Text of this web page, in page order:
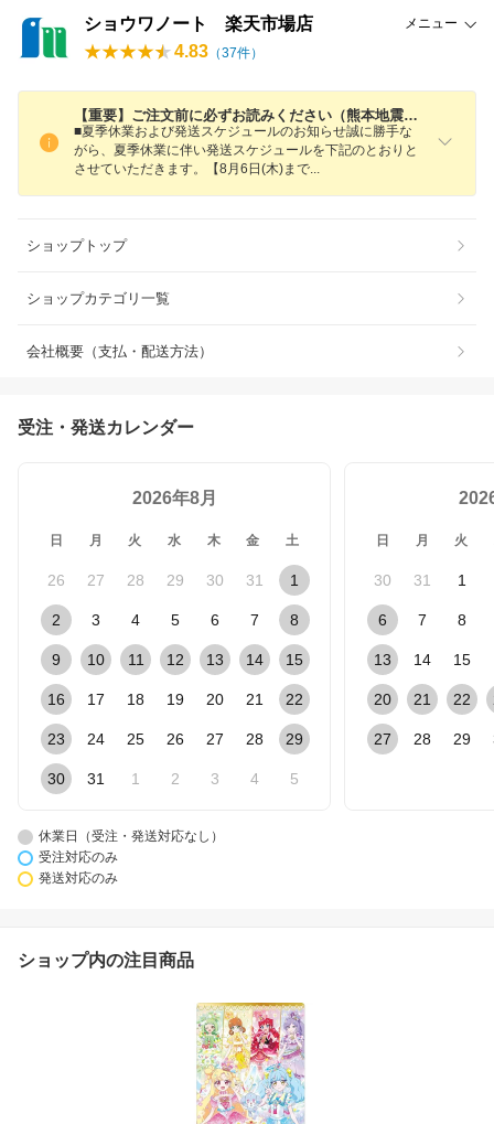
ショウワノート 楽天市場店 メニュー
4.83 （37件）
【重要】ご注文前に必ずお読みください（熊本地震による配送情報あり）
■夏季休業および発送スケジュールのお知らせ誠に勝手な
がら、夏季休業に伴い発送スケジュールを下記のとおりと
させていただきます。【8月6日(木)ま で
ショップトップ
ショップカテゴリ一覧
会社概要（支払・配送方法）
受注・発送カレンダー
2026年8月
日 月 火 水 木 金 土
26 27 28 29 30 31 1
2 3 4 5 6 7 8
9 10 11 12 13 14 15
16 17 18 19 20 21 22
23 24 25 26 27 28 29
30 31 1 2 3 4 5
日 月 火
30 31 1
6 7 8
13 14 15
20 21 22
27 28 29
休業日（受注・発送対応なし）
受注対応のみ
発送対応のみ
ショップ内の注目商品